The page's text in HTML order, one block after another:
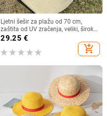
Ljetni šešir za plažu od 70 cm,
zaštita od UV zračenja, veliki, široki
obodi, 35 cm, sklopivi slamnati
šeširi, velike sklopive kape za
zaštitu od sunca
29.25 €
add_shopping_cart